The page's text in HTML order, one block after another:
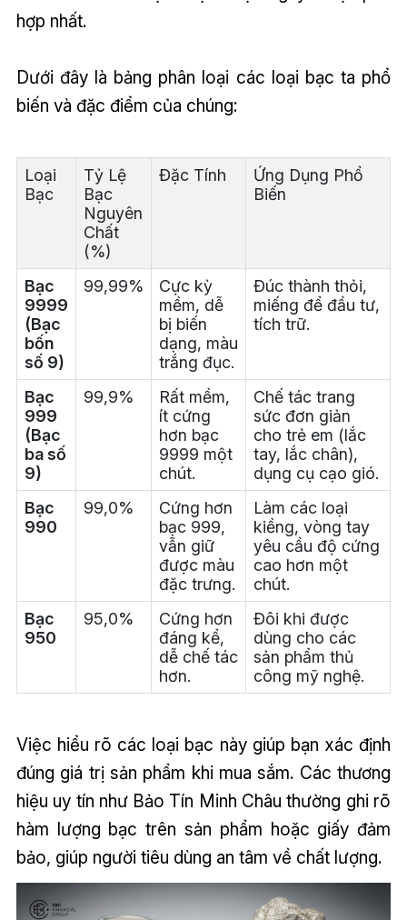
hợp nhất.
Dưới đây là bảng phân loại các loại bạc ta phổ
biến và đặc điểm của chúng:
Loại
Bạc
Tỷ Lệ
Bạc
Nguyên
Chất
(%)
Đặc Tính
Ứng Dụng Phổ
Biến
Bạc
9999
(Bạc
bốn
số 9)
99,99%
Cực kỳ
mềm, dễ
bị biến
dạng, màu
trắng đục.
Đúc thành thỏi,
miếng để đầu tư,
tích trữ.
Bạc
999
(Bạc
ba số
9)
99,9%
Rất mềm,
ít cứng
hơn bạc
9999 một
chút.
Chế tác trang
sức đơn giản
cho trẻ em (lắc
tay, lắc chân),
dụng cụ cạo gió.
Bạc
990
99,0%
Cứng hơn
bạc 999,
vẫn giữ
được màu
đặc trưng.
Làm các loại
kiềng, vòng tay
yêu cầu độ cứng
cao hơn một
chút.
Bạc
950
95,0%
Cứng hơn
đáng kể,
dễ chế tác
hơn.
Đôi khi được
dùng cho các
sản phẩm thủ
công mỹ nghệ.
Việc hiểu rõ các loại bạc này giúp bạn xác định
đúng giá trị sản phẩm khi mua sắm. Các thương
hiệu uy tín như Bảo Tín Minh Châu thường ghi rõ
hàm lượng bạc trên sản phẩm hoặc giấy đảm
bảo, giúp người tiêu dùng an tâm về chất lượng.